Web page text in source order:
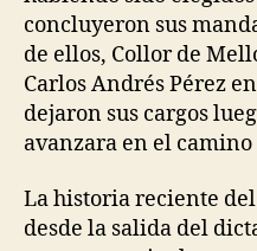
concluyeron sus
de ellos, Collor de
Carlos Andrés Pérez
dejaron sus cargos
avanzara en el
La historia reciente
desde la salida del